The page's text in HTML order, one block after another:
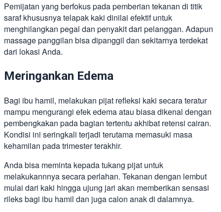
Pemijatan yang berfokus pada pemberian tekanan di titik
saraf khususnya telapak kaki dinilai efektif untuk
menghilangkan pegal dan penyakit dari pelanggan. Adapun
massage panggilan bisa dipanggil dan sekitarnya terdekat
dari lokasi Anda.
Meringankan Edema
Bagi ibu hamil, melakukan pijat refleksi kaki secara teratur
mampu mengurangi efek edema atau biasa dikenal dengan
pembengkakan pada bagian tertentu akhibat retensi cairan.
Kondisi ini seringkali terjadi terutama memasuki masa
kehamilan pada trimester terakhir.
Anda bisa meminta kepada tukang pijat untuk
melakukannnya secara perlahan. Tekanan dengan lembut
mulai dari kaki hingga ujung jari akan memberikan sensasi
rileks bagi ibu hamil dan juga calon anak di dalamnya.